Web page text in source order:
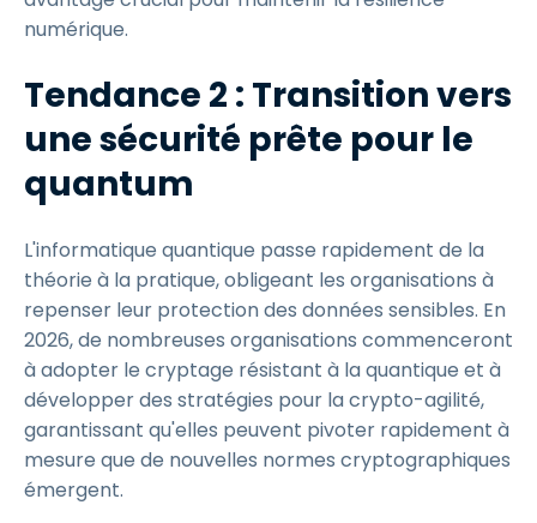
numérique.
Tendance 2 : Transition vers
une sécurité prête pour le
quantum
L'informatique quantique passe rapidement de la
théorie à la pratique, obligeant les organisations à
repenser leur protection des données sensibles. En
2026, de nombreuses organisations commenceront
à adopter le cryptage résistant à la quantique et à
développer des stratégies pour la crypto-agilité,
garantissant qu'elles peuvent pivoter rapidement à
mesure que de nouvelles normes cryptographiques
émergent.